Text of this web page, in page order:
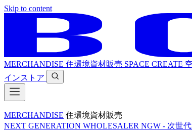
Skip to content
MERCHANDISE 住環境資材販売 SPACE CREATE
インストア
MERCHANDISE 住環境資材販売
NEXT GENERATION WHOLESALER NGW - 次世